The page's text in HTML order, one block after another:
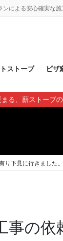
による安心確実な
ストーブ ピザ
る、薪ストーブ
り下見に行きました。
の依